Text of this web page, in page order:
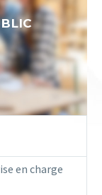
en charge